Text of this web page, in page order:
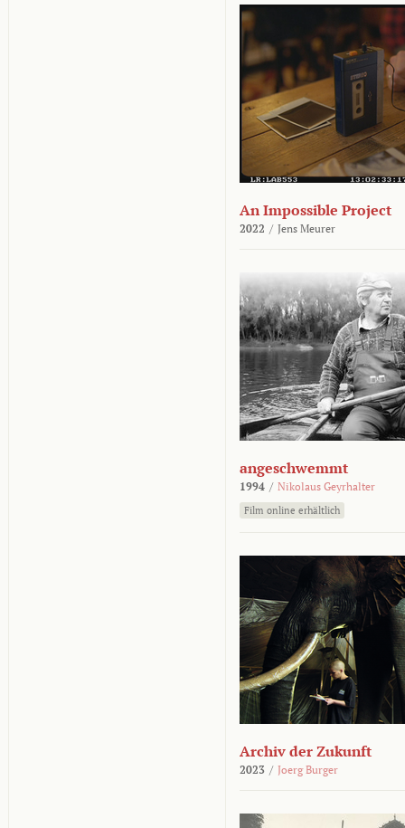
An Impossible Project
2022 / Jens Meurer
angeschwemmt
1994 / Nikolaus Geyrhalter
Film online erhältlich
Archiv der Zukunft
2023 / Joerg Burger